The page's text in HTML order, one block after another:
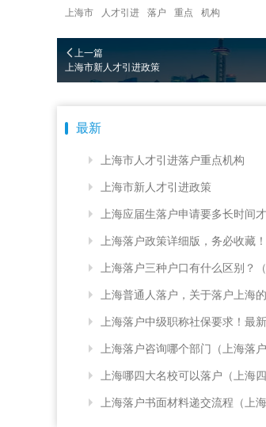
上海市 人才引进 落户 重点 机构
上一篇
上海市新人才引进政策
最新
上海市人才引进落户重点机构
上海市新人才引进政策
上海应届生落户申请要多长时间
上海落户政策详细版，务必收藏
上海落户三种户口有什么区别？
上海普通人落户，关于落户上海
上海落户中级职称社保要求！最
上海落户咨询哪个部门（上海落
上海哪四大名校可以落户（上海
上海落户书面材料递交流程（上